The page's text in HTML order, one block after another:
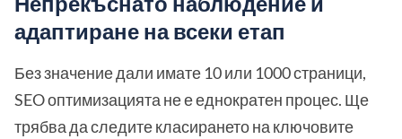
адаптиране на всеки етап
Без значение дали имате 10 или 1000 страници,
SEO оптимизацията не е еднократен процес. Ще
трябва да следите класирането на ключовите